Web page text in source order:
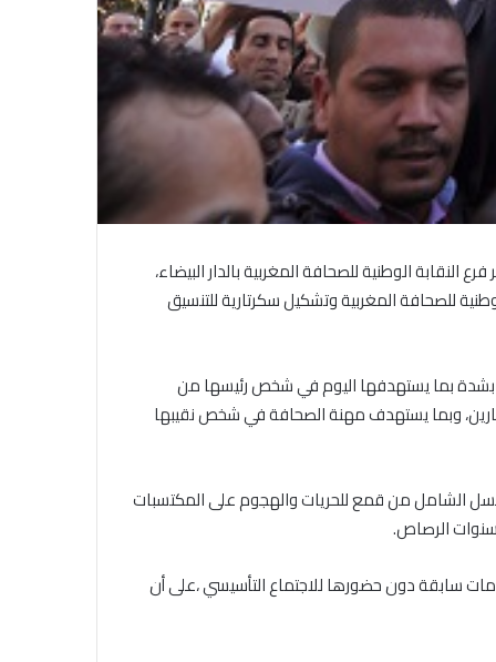
الوطنية للصحافة المغربية بالدار البيضاء،
الوطنية للصحافة المغربية وتشكيل سكرتارية للتنسيق
بشدة بما يستهدفها اليوم في شخص رئيسها من
وبما يستهدف مهنة الصحافة في شخص نقيبها
الشامل من قمع للحريات والهجوم على المكتسبات
سنوات الرصاص.
سابقة دون حضورها للاجتماع التأسيسي ،على أن